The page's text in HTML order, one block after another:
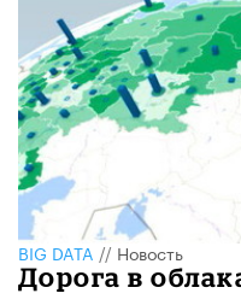
BIG DATA // Новость
Дорога в